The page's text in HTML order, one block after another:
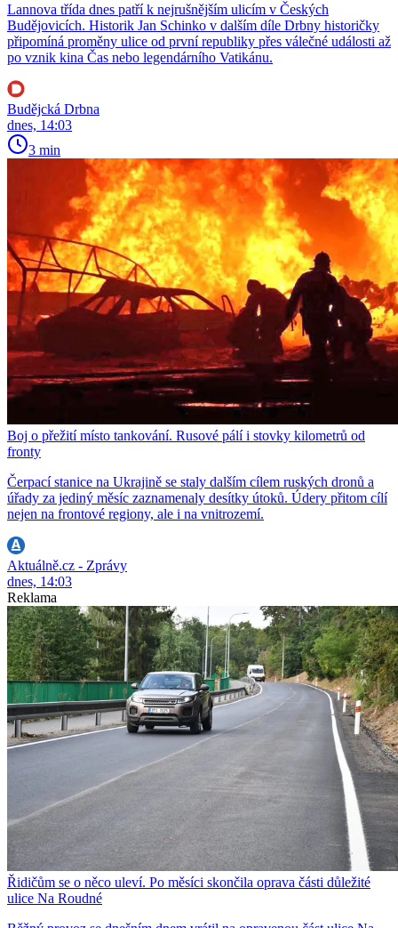
Lannova třída dnes patří k nejrušnějším ulicím v Českých
Budějovicích. Historik Jan Schinko v dalším díle Drbny historičky
připomíná proměny ulice od první republiky přes válečné události až
po vznik kina Čas nebo legendárního Vatikánu.
Budějcká Drbna
dnes, 14:03
3 min
Boj o přežití místo tankování. Rusové pálí i stovky kilometrů od
fronty
Čerpací stanice na Ukrajině se staly dalším cílem ruských dronů a
úřady za jediný měsíc zaznamenaly desítky útoků. Údery přitom cílí
nejen na frontové regiony, ale i na vnitrozemí.
Aktuálně.cz - Zprávy
dnes, 14:03
Reklama
Řidičům se o něco uleví. Po měsíci skončila oprava části důležité
ulice Na Roudné